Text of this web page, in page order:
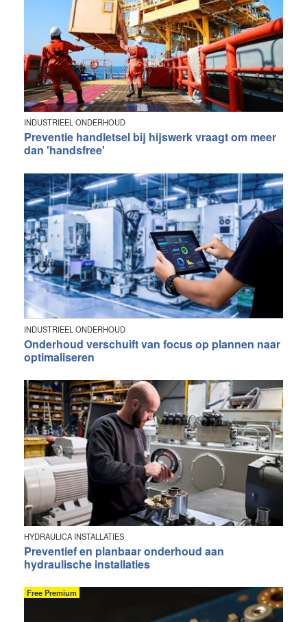
INDUSTRIEEL ONDERHOUD
Preventie handletsel bij hijswerk vraagt om meer
dan 'handsfree'
INDUSTRIEEL ONDERHOUD
Onderhoud verschuift van focus op plannen naar
optimaliseren
HYDRAULICA INSTALLATIES
Preventief en planbaar onderhoud aan
hydraulische installaties
Free Premium